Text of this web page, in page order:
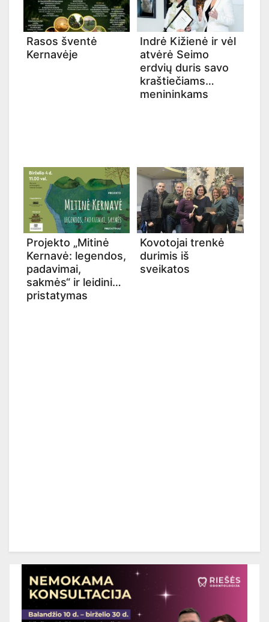
Rasos šventė
Kernavėje
Indrė Kižienė ir vėl
atvėrė Seimo
erdvių duris savo
kraštiečiams
menininkams
Projekto „Mitinė
Kernavė: legendos,
padavimai,
sakmės“ ir leidinio
pristatymas
Kovotojai trenkė
durimis iš
sveikatos